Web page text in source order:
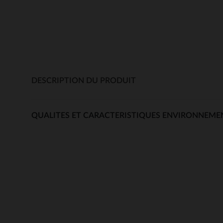
DESCRIPTION DU PRODUIT
QUALITES ET CARACTERISTIQUES